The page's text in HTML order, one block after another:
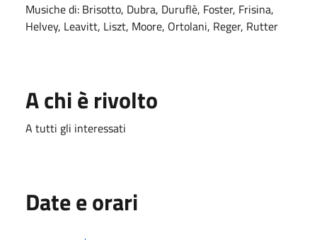
Musiche di: Brisotto, Dubra, Duruflè, Foster, Frisina,
Helvey, Leavitt, Liszt, Moore, Ortolani, Reger, Rutter
A chi è rivolto
A tutti gli interessati
Date e orari